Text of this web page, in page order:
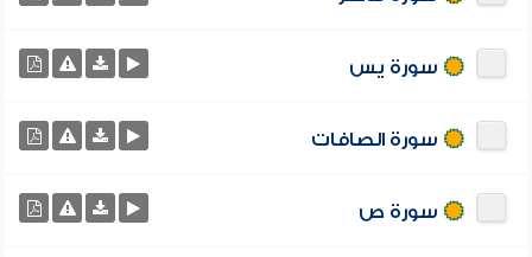
سورة يس
سورة الصافات
سورة ص